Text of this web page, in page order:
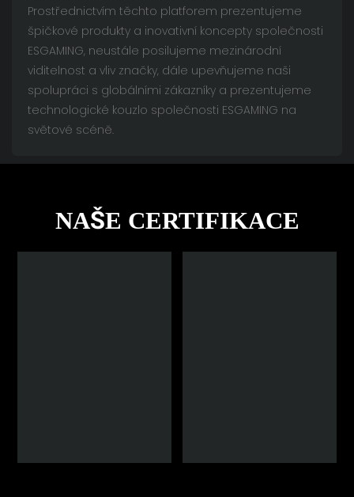
Prostřednictvím těchto platforem prezentujeme
špičkové produkty a inovativní koncepty společnosti
ESGAMING, neustále posilujeme mezinárodní
viditelnost a vliv značky, dále upevňujeme naši
spolupráci s globálními zákazníky a prezentujeme
technologické kouzlo společnosti ESGAMING na
světové scéně.
NAŠE CERTIFIKACE